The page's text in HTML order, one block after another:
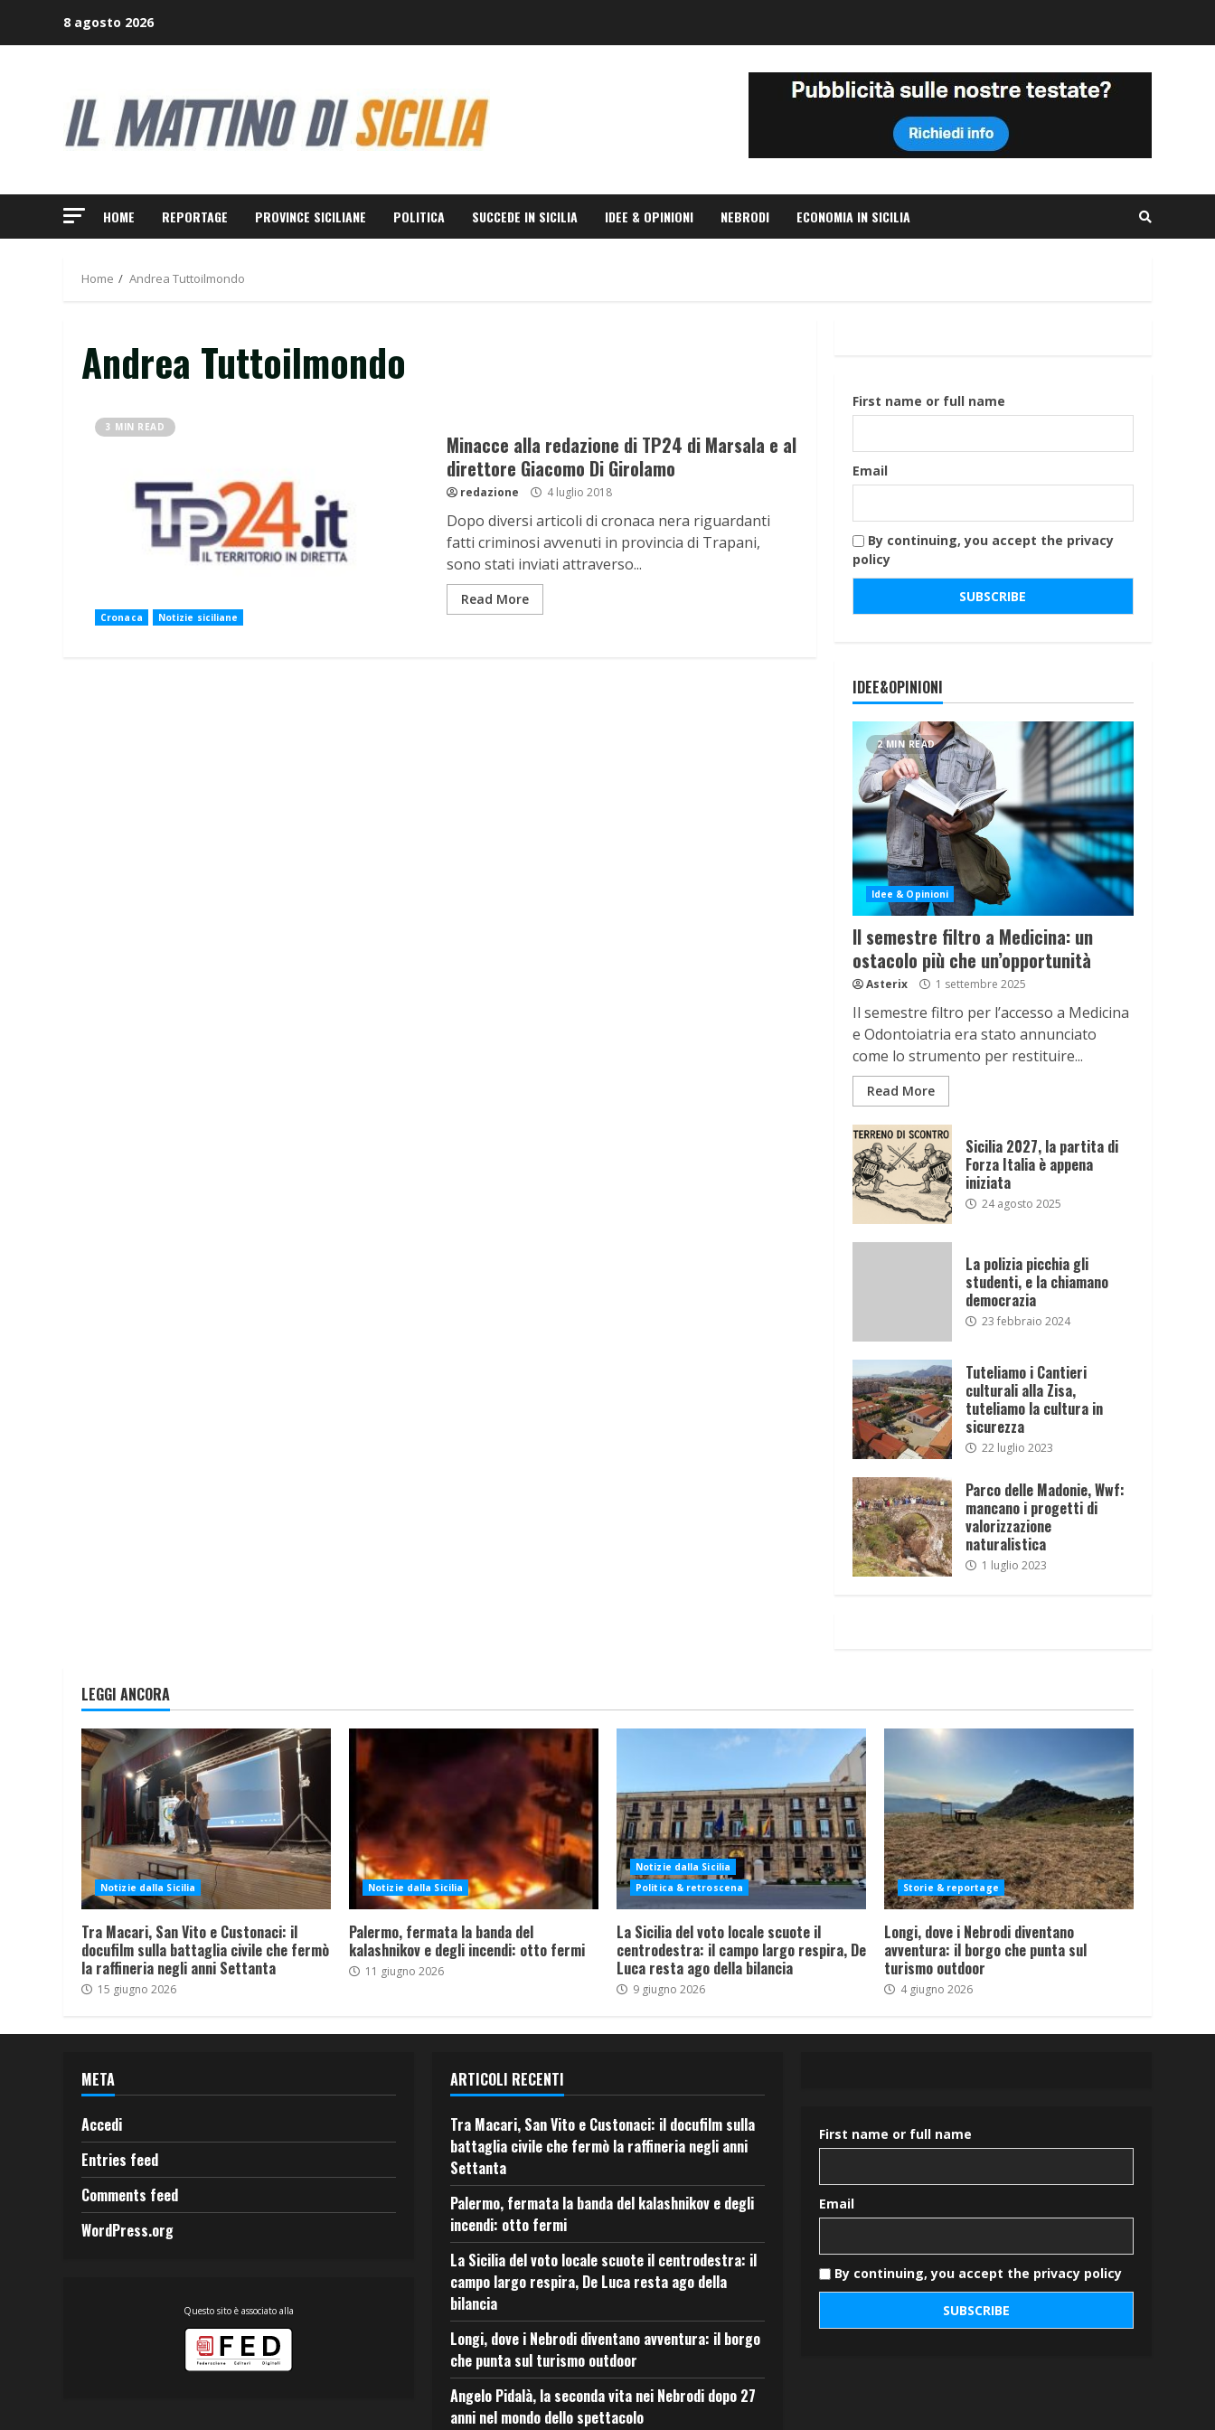
8 agosto 2026
HOME REPORTAGE PROVINCE SICILIANE POLITICA SUCCEDE IN SICILIA IDEE & OPINIONI NEBRODI ECONOMIA IN SICILIA
Home Andrea Tuttoilmondo
Andrea Tuttoilmondo
3 MIN READ
Cronaca Notizie siciliane
Minacce alla redazione di TP24 di Marsala e al
direttore Giacomo Di Girolamo
redazione 4 luglio 2018
Dopo diversi articoli di cronaca nera riguardanti
fatti criminosi avvenuti in provincia di Trapani,
sono stati inviati attraverso...
Read More
First name or full name
Email
By continuing, you accept the privacy
policy
IDEE&OPINIONI
2 MIN READ
Idee & Opinioni
Il semestre filtro a Medicina: un
ostacolo più che un’opportunità
Asterix 1 settembre 2025
Il semestre filtro per l’accesso a Medicina
e Odontoiatria era stato annunciato
come lo strumento per restituire...
Read More
Sicilia 2027, la partita di
Forza Italia è appena
iniziata
24 agosto 2025
La polizia picchia gli
studenti, e la chiamano
democrazia
23 febbraio 2024
Tuteliamo i Cantieri
culturali alla Zisa,
tuteliamo la cultura in
sicurezza
22 luglio 2023
Parco delle Madonie, Wwf:
mancano i progetti di
valorizzazione
naturalistica
1 luglio 2023
LEGGI ANCORA
Notizie dalla Sicilia
Tra Macari, San Vito e Custonaci: il
docufilm sulla battaglia civile che fermò
la raffineria negli anni Settanta
15 giugno 2026
Notizie dalla Sicilia
Palermo, fermata la banda del
kalashnikov e degli incendi: otto fermi
11 giugno 2026
Notizie dalla Sicilia
Politica & retroscena
La Sicilia del voto locale scuote il
centrodestra: il campo largo respira, De
Luca resta ago della bilancia
9 giugno 2026
Storie & reportage
Longi, dove i Nebrodi diventano
avventura: il borgo che punta sul
turismo outdoor
4 giugno 2026
META
Accedi
Entries feed
Comments feed
WordPress.org
Questo sito è associato alla
ARTICOLI RECENTI
Tra Macari, San Vito e Custonaci: il docufilm sulla
battaglia civile che fermò la raffineria negli anni
Settanta
Palermo, fermata la banda del kalashnikov e degli
incendi: otto fermi
La Sicilia del voto locale scuote il centrodestra: il
campo largo respira, De Luca resta ago della
bilancia
Longi, dove i Nebrodi diventano avventura: il borgo
che punta sul turismo outdoor
Angelo Pidalà, la seconda vita nei Nebrodi dopo 27
anni nel mondo dello spettacolo
First name or full name
Email
By continuing, you accept the privacy policy